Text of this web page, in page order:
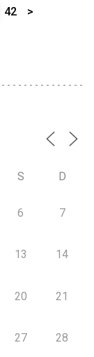
42 >
S D
6 7
13 14
20 21
27 28